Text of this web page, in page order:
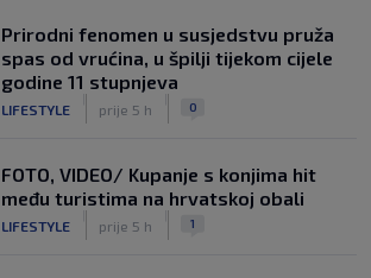
Prirodni fenomen u susjedstvu pruža
spas od vrućina, u špilji tijekom cijele
godine 11 stupnjeva
LIFESTYLE prije 5 h 0
FOTO, VIDEO/ Kupanje s konjima hit
među turistima na hrvatskoj obali
LIFESTYLE prije 5 h 1